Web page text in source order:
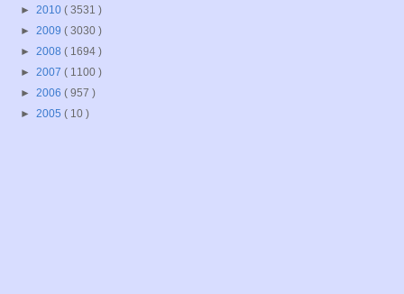
► 2010 ( 3531 )
► 2009 ( 3030 )
► 2008 ( 1694 )
► 2007 ( 1100 )
► 2006 ( 957 )
► 2005 ( 10 )